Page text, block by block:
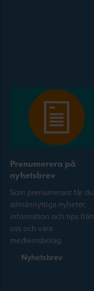
Prenumerera på
nyhetsbrev
Som prenumerant får du
allmännyttiga nyheter,
information och tips från
oss och våra
medlemsbolag.
Nyhetsbrev